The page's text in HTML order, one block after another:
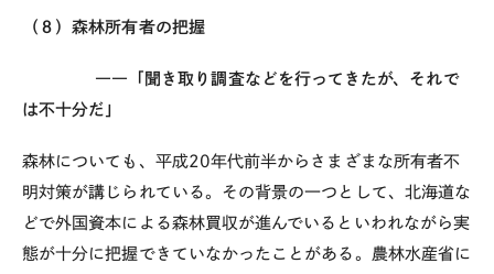
（８）森林所有者の把握
――「聞き取り調査などを行ってきたが、それで
は不十分だ」
森林についても、平成20年代前半からさまざまな所有者不
明対策が講じられている。その背景の一つとして、北海道な
どで外国資本による森林買収が進んでいるといわれながら実
態が十分に把握できていなかったことがある。農林水産省に